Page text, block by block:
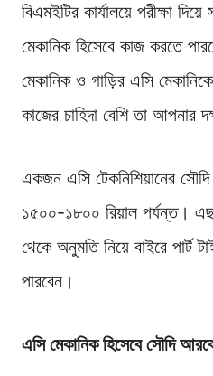
বিএমইটির কার্যালয়ে পরীক্ষা
মেকানিক হিসেবে কাজ করতে
মেকানিক ও গাড়ির এসি
কাজের চাহিদা বেশি তা আপনার
একজন এসি টেকনিশিয়ানের
১৫০০-১৮০০ রিয়াল পর্যন্ত।
থেকে অনুমতি নিয়ে বাইরে পার্ট
পারবেন।
এসি মেকানিক হিসেবে সৌদি